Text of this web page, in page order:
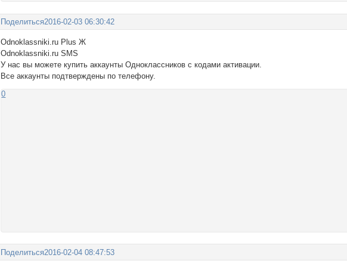
Поделиться2016-02-03 06:30:42
Odnoklassniki.ru Plus Ж
Odnoklassniki.ru SMS
У нас вы можете купить аккаунты Одноклассников с кодами активации.
Все аккаунты подтверждены по телефону.
0
Поделиться2016-02-04 08:47:53